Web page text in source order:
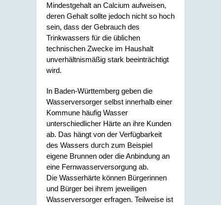
Mindestgehalt an Calcium aufweisen,
deren Gehalt sollte jedoch nicht so hoch
sein, dass der Gebrauch des
Trinkwassers für die üblichen
technischen Zwecke im Haushalt
unverhältnismäßig stark beeinträchtigt
wird.
In Baden-Württemberg geben die
Wasserversorger selbst innerhalb einer
Kommune häufig Wasser
unterschiedlicher Härte an ihre Kunden
ab. Das hängt von der Verfügbarkeit
des Wassers durch zum Beispiel
eigene Brunnen oder die Anbindung an
eine Fernwasserversorgung ab.
Die Wasserhärte können Bürgerinnen
und Bürger bei ihrem jeweiligen
Wasserversorger erfragen. Teilweise ist